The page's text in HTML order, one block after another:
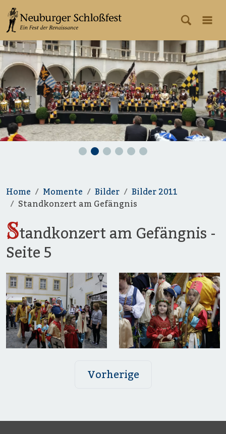
Home Momente Bilder
Bilder 2011
Standkonzert am Gefängnis
Standkonzert am Gefängnis -
Seite 5
Vorherige